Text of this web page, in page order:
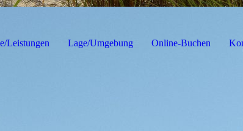
Leistungen Lage/Umgebung Online-Buchen